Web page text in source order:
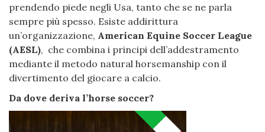
prendendo piede negli Usa, tanto che se ne parla
sempre più spesso. Esiste addirittura
un’organizzazione, American Equine Soccer League
(AESL), che combina i principi dell’addestramento
mediante il metodo natural horsemanship con il
divertimento del giocare a calcio.
Da dove deriva l’horse soccer?